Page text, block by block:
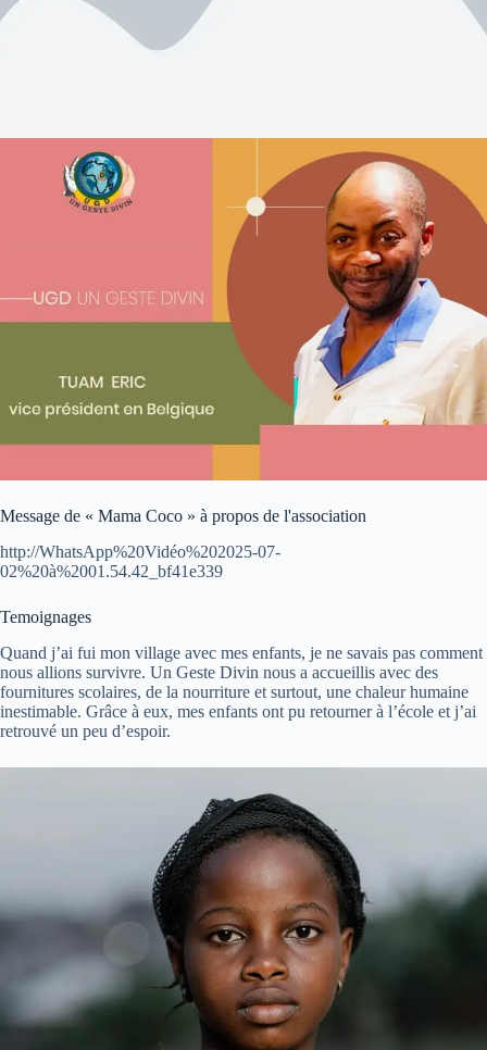
Message de « Mama Coco » à propos de l'association
http://WhatsApp%20Vidéo%202025-07-
02%20à%2001.54.42_bf41e339
Temoignages
Quand j’ai fui mon village avec mes enfants, je ne savais pas comment
nous allions survivre. Un Geste Divin nous a accueillis avec des
fournitures scolaires, de la nourriture et surtout, une chaleur humaine
inestimable. Grâce à eux, mes enfants ont pu retourner à l’école et j’ai
retrouvé un peu d’espoir.